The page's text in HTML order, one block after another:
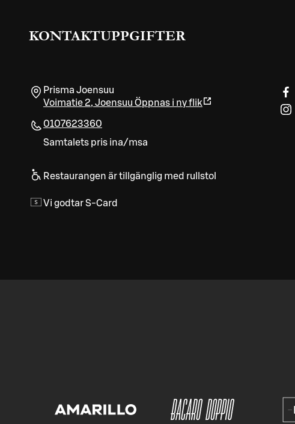
KONTAKTUPPGIFTER
Prisma Joensuu
Voimatie 2, Joensuu Öppnas i ny flik
0107623360
Samtalets pris ina/msa
Restaurangen är tillgänglig med rullstol
Vi godtar S-Card